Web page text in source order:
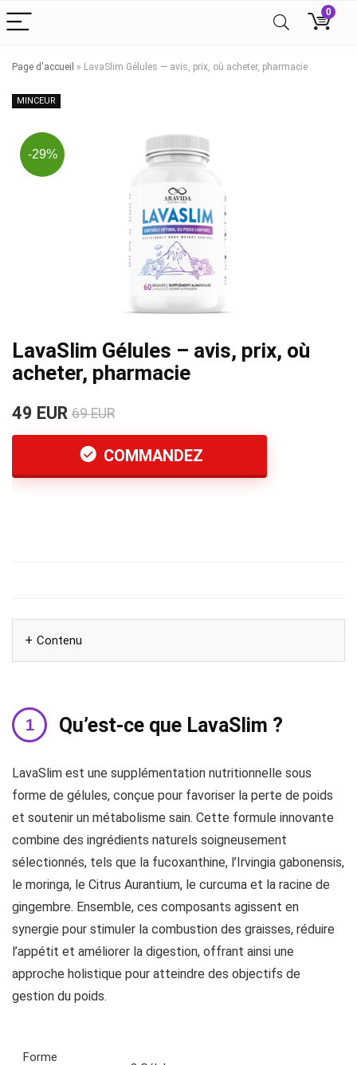
0
Page d'accueil » LavaSlim Gélules — avis, prix, où acheter, pharmacie
MINCEUR
-29%
LavaSlim Gélules – avis, prix, où
acheter, pharmacie
49 EUR 69 EUR
COMMANDEZ
Contenu
Qu’est-ce que LavaSlim ?
LavaSlim est une supplémentation nutritionnelle sous
forme de gélules, conçue pour favoriser la perte de poids
et soutenir un métabolisme sain. Cette formule innovante
combine des ingrédients naturels soigneusement
sélectionnés, tels que la fucoxanthine, l’Irvingia gabonensis,
le moringa, le Citrus Aurantium, le curcuma et la racine de
gingembre. Ensemble, ces composants agissent en
synergie pour stimuler la combustion des graisses, réduire
l’appétit et améliorer la digestion, offrant ainsi une
approche holistique pour atteindre des objectifs de
gestion du poids.
Forme